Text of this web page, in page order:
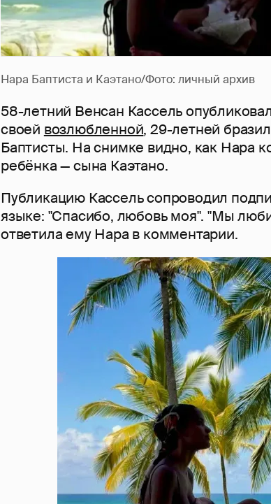
Нара Баптиста и Каэтано/Фото: личный архив
58-летний Венсан Кассель
своей возлюбленной, 29-летней
Баптисты. На снимке видно, как Нара
ребёнка — сына Каэтано.
Публикацию Кассель сопроводил
языке: "Спасибо, любовь моя". "Мы
ответила ему Нара в комментарии.